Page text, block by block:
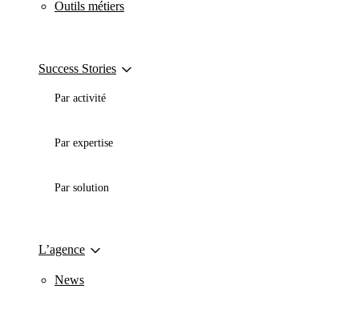
Outils métiers
Success Stories
Par activité
Par expertise
Par solution
L’agence
News